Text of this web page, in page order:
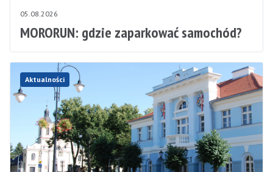
05.08.2026
MORORUN: gdzie zaparkować samochód?
Aktualności